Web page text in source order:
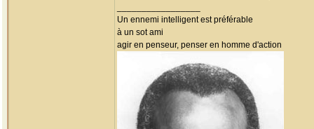
Un ennemi intelligent est préférable
à un sot ami
agir en penseur, penser en homme d'action